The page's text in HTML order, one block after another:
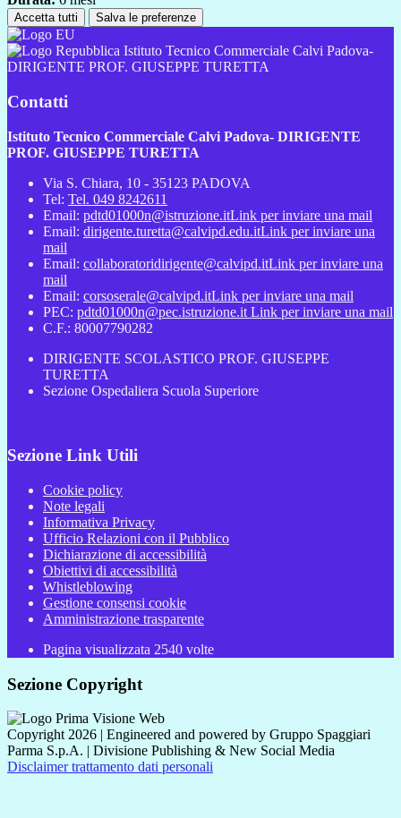
Accetta tutti Salva le preferenze
Istituto Tecnico Commerciale Calvi Padova-
DIRIGENTE PROF. GIUSEPPE TURETTA
Contatti
Istituto Tecnico Commerciale Calvi Padova- DIRIGENTE
PROF. GIUSEPPE TURETTA
Via S. Chiara, 10 - 35123 PADOVA
Tel: Tel. 049 8242611
Email: pdtd01000n@istruzione.itLink per inviare una mail
Email: dirigente.turetta@calvipd.edu.itLink per inviare una
mail
Email: collaboratoridirigente@calvipd.itLink per inviare una
mail
Email: corsoserale@calvipd.itLink per inviare una mail
PEC: pdtd01000n@pec.istruzione.it Link per inviare una mail
C.F.: 80007790282
DIRIGENTE SCOLASTICO PROF. GIUSEPPE
TURETTA
Sezione Ospedaliera Scuola Superiore
Sezione Link Utili
Cookie policy
Note legali
Informativa Privacy
Ufficio Relazioni con il Pubblico
Dichiarazione di accessibilità
Obiettivi di accessibilità
Whistleblowing
Gestione consensi cookie
Amministrazione trasparente
Pagina visualizzata 2540 volte
Sezione Copyright
Copyright 2026 | Engineered and powered by Gruppo Spaggiari
Parma S.p.A. | Divisione Publishing & New Social Media
Disclaimer trattamento dati personali